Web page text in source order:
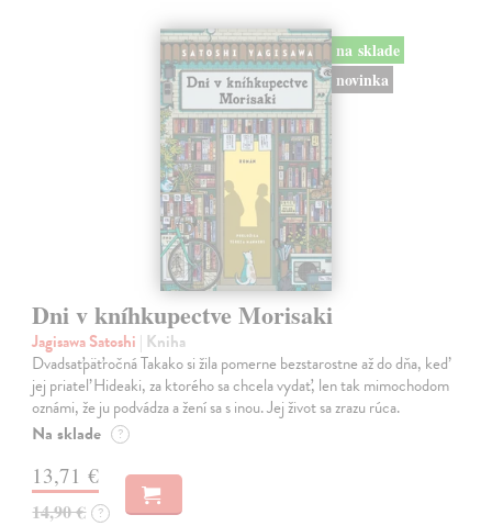
na sklade
novinka
Dni v kníhkupectve Morisaki
Jagisawa Satoshi | Kniha
Dvadsaťpäťročná Takako si žila pomerne bezstarostne až do dňa, keď
jej priateľ Hideaki, za ktorého sa chcela vydať, len tak mimochodom
oznámi, že ju podvádza a žení sa s inou. Jej život sa zrazu rúca.
Na sklade ?
13,71 €
14,90 € ?